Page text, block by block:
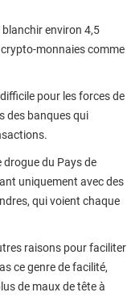
environ 4,5
monnaies comme
pour les forces de
des banques qui
du Pays de
uniquement avec des
qui voient chaque
raisons pour faciliter
ce genre de facilité,
de maux de tête à